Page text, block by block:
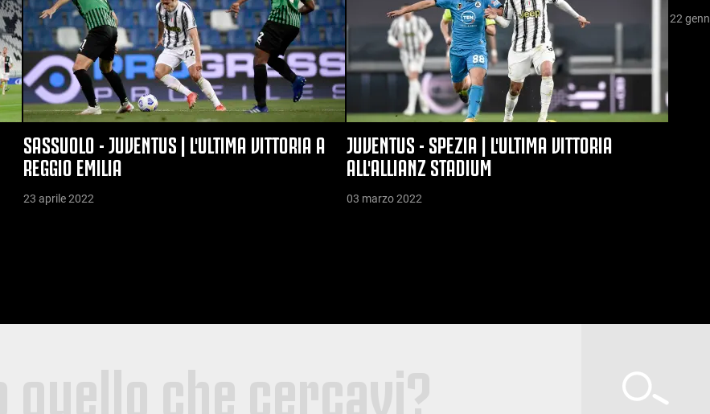
SASSUOLO - JUVENTUS | L'ULTIMA VITTORIA A
REGGIO EMILIA
23 aprile 2022
JUVENTUS - SPEZIA | L'ULTIMA VITTORIA
ALL'ALLIANZ STADIUM
03 marzo 2022
22